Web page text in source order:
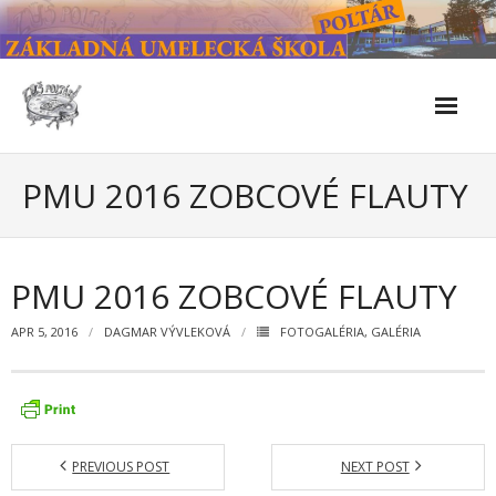
Skip
to
content
- História školy
- Naše úspechy od roku 2019 – do 2024
PMU 2016 ZOBCOVÉ FLAUTY
PMU 2016 ZOBCOVÉ FLAUTY
APR 5, 2016 DAGMAR VÝVLEKOVÁ FOTOGALÉRIA, GALÉRIA
PREVIOUS POST NEXT POST